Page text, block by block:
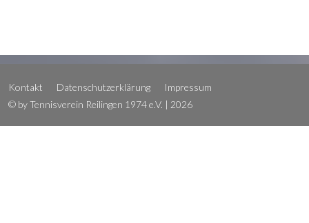
Kontakt Datenschutzerklärung
Impressum
© by Tennisverein Reilingen 1974 e.V. | 2026